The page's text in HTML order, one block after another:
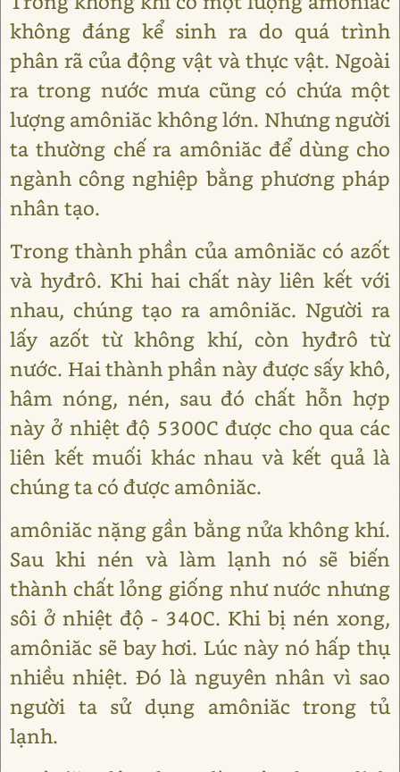
không đáng kể sinh ra do quá trình
phân rã của động vật và thực vật. Ngoài
ra trong nước mưa cũng có chứa một
lượng amôniăc không lớn. Nhưng người
ta thường chế ra amôniăc để dùng cho
ngành công nghiệp bằng phương pháp
nhân tạo.
Trong thành phần của amôniăc có azốt
và hyđrô. Khi hai chất này liên kết với
nhau, chúng tạo ra amôniăc. Người ra
lấy azốt từ không khí, còn hyđrô từ
nước. Hai thành phần này được sấy khô,
hâm nóng, nén, sau đó chất hỗn hợp
này ở nhiệt độ 5300C được cho qua các
liên kết muối khác nhau và kết quả là
chúng ta có được amôniăc.
amôniăc nặng gần bằng nửa không khí.
Sau khi nén và làm lạnh nó sẽ biến
thành chất lỏng giống như nước nhưng
sôi ở nhiệt độ - 340C. Khi bị nén xong,
amôniăc sẽ bay hơi. Lúc này nó hấp thụ
nhiều nhiệt. Đó là nguyên nhân vì sao
người ta sử dụng amôniăc trong tủ
lạnh.